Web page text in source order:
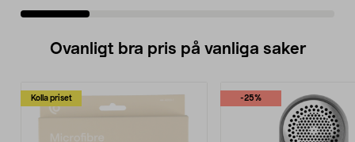
Ovanligt bra pris på vanliga saker
Kolla priset -25%